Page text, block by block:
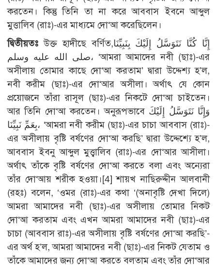
করতেন। কিন্তু তিনি তা না করে আববাস ইবনে আব্দুল
মুত্তালিব (রাঃ)-এর মাধ্যমে দো‘আ করেছিলেন।
দ্বিতীয়তঃ উক্ত হাদীছে বর্ণিত,إِنَّا كُنَّا نَتَوَسَّلُ إِلَيْكَ بِنَبِيِّنَا
صلى الله عليه وسلم، ‘আমরা আমাদের নবী (ছাঃ)-এর
অসীলায় তোমার কাছে দো‘আ করতাম’ দ্বারা উদ্দেশ্য হ’ল,
নবী করীম (ছাঃ)-এর দো‘আর অসীলা। অর্থাৎ যে কোন
প্রয়োজনে তাঁরা রাসূল (ছাঃ)-এর নিকটে দো‘আ চাইতেন।
আর তিনি দো‘আ করতেন। অনুরূপভাবে وَإِنَّا نَتَوَسَّلُ إِلَيْكَ
بِعَمِّ نَبِيِّنَا، ‘আমরা নবী করীম (ছাঃ)-এর চাচা আববাস (রাঃ)-
এর অসীলায় বৃষ্টি বর্ষণের দো‘আ করছি’ দ্বারা উদ্দেশ্যে হ’ল,
আববাস ইবনু আব্দুল মুত্ত্বালিব (রাঃ)-এর দো‘আর আসীলা।
অর্থাৎ তাঁকে বৃষ্টি বর্ষণের দো‘আ করতে বলা এবং অন্যেরা
তাঁর দো‘আয় শরীক হওয়া।[4] শায়খ নাছিরুদ্দীন আলবানী
(রহঃ) বলেন, ‘ওমর (রাঃ)-এর কথা ‘(অনাবৃষ্টি দেখা দিলে)
আমরা আমাদের নবী (ছাঃ)-এর অসীলায় তোমার নিকট
দো‘আ করতাম এবং এখন আমরা আমাদের নবী (ছাঃ)-এর
চাচা (আববাস রাঃ)-এর অসীলায় বৃষ্টি বর্ষণের দো‘আ করছি’-
এর অর্থ হ’ল, আমরা আমাদের নবী (ছাঃ)-এর নিকট যেতাম ও
তাঁকে আমাদের জন্য দো‘আ করতে বলতাম এবং তাঁর দো‘আর